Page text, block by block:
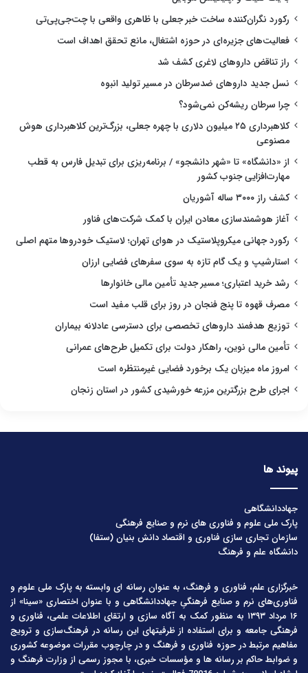
رکورد نگران‌کننده ساخت خبر جعلی با ظاهری واقعی با چت‌جی‌پی‌تی
فعالیت‌های جزیره‌ای در حوزه اشتغال، مانع تحقق اهداف است
راز تناقض داروهای لاغری کشف شد
نسل جدید داروهای ضدسرطان در مسیر تولید انبوه
چرا سرطان ریشه‌کن نمی‌شود؟
کلاهبرداری ۲۵ میلیون دلاری با چهره جعلی، بزرگ‌ترین کلاهبرداری هوش
مصنوعی
از «دانشگاه» تا «شهر دانشجو» / برنامه‌ریزی برای تبدیل فارس به قطب
مهارت‌افزایی جنوب کشور
کشف راز ۳۰۰۰ ساله آشوریان
آغاز هوشمندسازی معادن ایران با کمک شرکت‌های فناور
رکورد جهانی میکروپلاستیک در هوای تهران؛ لاستیک خودروها متهم اصلی
استارشیپ و یک گام تازه به سوی سفرهای فضایی ارزان
رشد خرید اعتباری؛ مسیر جدید تأمین مالی خانوارها
مصرف قهوه تا پنج فنجان در روز برای قلب مفید است
توزیع هدفمند داروهای تخصصی برای دسترسی عادلانه بیماران
تأمین مالی نوین، راهکار دولت برای تکمیل طرح‌های عمرانی
امروز ماه میزبان یک برخورد فضایی غیرمنتظره است
اجرای طرح بزرگترین مزرعه خورشیدی کشور در استان زنجان
پیوند ها
جهاددانشگاهی
پارک ملی علوم و فناوری های نرم و صنایع فرهنگی
سازمان تجاری سازی فناوری و اقتصاد دانش بنیان (ستفا)
دانشگاه علم و فرهنگ
خبرگزاری علم، فناوری و فرهنگ، به عنوان رسانه ای وابسته به پارک ملی علوم و
فناوری‌های نرم و صنایع فرهنگیِ جهاددانشگاهی و با عنوان اختصاری «سینا» از
۱۶ مرداد ۱۳۹۳ به منظور کمک به آگاه سازی و ارتقای اطلاعات علمی، فناوری و
فرهنگی جامعه و برای استفاده از ظرفیتهای این رسانه در فرهنگ‌سازی و ترویج
مفاهیم مرتبط در حوزه فناوری و فرهنگ و در چارچوب مقررات موضوعه کشوری
و ضوابط حاکم بر رسانه ها و مؤسسات خبری، با مجوز رسمی از وزارت فرهنگ و